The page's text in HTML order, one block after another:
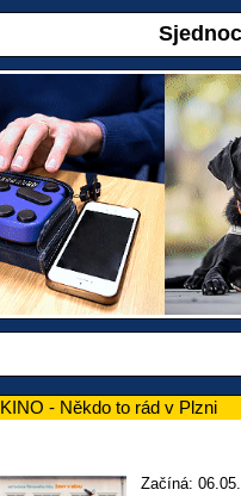
KINO - Někdo to rád v Plzni
Začíná: